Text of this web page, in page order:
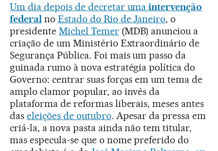
Um dia depois de decretar umaintervenção
federal no Estado do Rio de Janeiro, o
presidente Michel Temer(MDB) anunciou a
criação de um Ministério Extraordinário de
Segurança Pública. Foi mais um passo da
guinada rumo à nova estratégia política do
Governo: centrar suas forças em um tema de
amplo clamor popular, ao invés da
plataforma de reformas liberais, meses antes
das eleições de outubro. Apesar da pressa em
criá-la, a nova pasta ainda não tem titular,
mas especula-se que o nome preferido do